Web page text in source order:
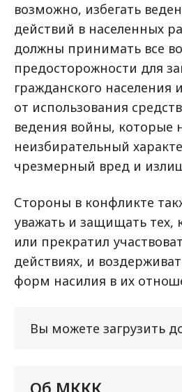
возможно, избегать
действий в населенных
должны принимать все
предосторожности для
гражданского населения
от использования
ведения войны, которые
неизбирательный
чрезмерный вред и
Стороны в конфликте
уважать и защищать тех,
или прекратил
действиях, и
форм насилия в их
Вы можете загрузить
Об МККК